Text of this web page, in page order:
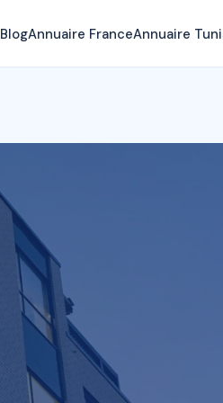
BlogAnnuaire FranceAnnuaire